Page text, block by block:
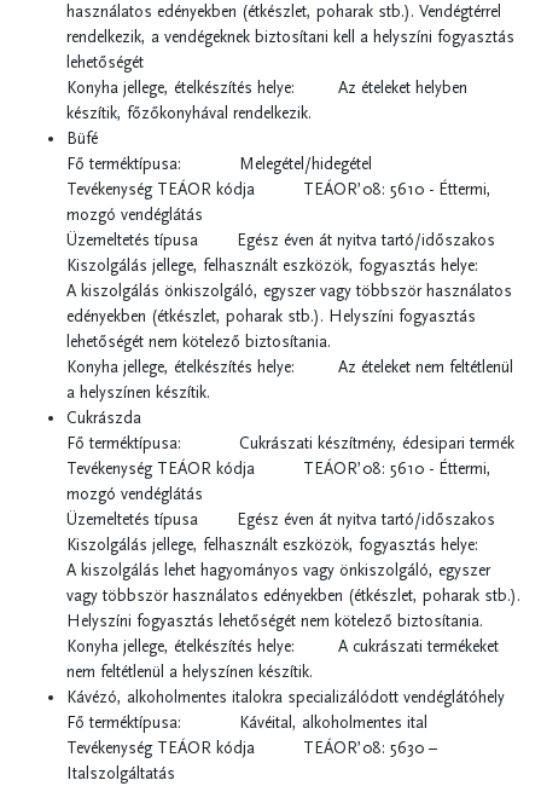
használatos edényekben (étkészlet, poharak stb.). Vendégtérrel
rendelkezik, a vendégeknek biztosítani kell a helyszíni fogyasztás
lehetőségét
Konyha jellege, ételkészítés helye: Az ételeket helyben
készítik, főzőkonyhával rendelkezik.
Büfé
Fő terméktípusa: Melegétel/hidegétel
Tevékenység TEÁOR kódja TEÁOR’08: 5610 - Éttermi,
mozgó vendéglátás
Üzemeltetés típusa Egész éven át nyitva tartó/időszakos
Kiszolgálás jellege, felhasznált eszközök, fogyasztás helye:
A kiszolgálás önkiszolgáló, egyszer vagy többször használatos
edényekben (étkészlet, poharak stb.). Helyszíni fogyasztás
lehetőségét nem kötelező biztosítania.
Konyha jellege, ételkészítés helye: Az ételeket nem feltétlenül
a helyszínen készítik.
Cukrászda
Fő terméktípusa: Cukrászati készítmény, édesipari termék
Tevékenység TEÁOR kódja TEÁOR’08: 5610 - Éttermi,
mozgó vendéglátás
Üzemeltetés típusa Egész éven át nyitva tartó/időszakos
Kiszolgálás jellege, felhasznált eszközök, fogyasztás helye:
A kiszolgálás lehet hagyományos vagy önkiszolgáló, egyszer
vagy többször használatos edényekben (étkészlet, poharak stb.).
Helyszíni fogyasztás lehetőségét nem kötelező biztosítania.
Konyha jellege, ételkészítés helye: A cukrászati termékeket
nem feltétlenül a helyszínen készítik.
Kávézó, alkoholmentes italokra specializálódott vendéglátóhely
Fő terméktípusa: Kávéital, alkoholmentes ital
Tevékenység TEÁOR kódja TEÁOR’08: 5630 –
Italszolgáltatás